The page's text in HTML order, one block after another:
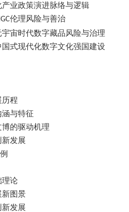
业政策演进脉络与逻辑
伦理风险与善治
宙时代数字藏品风险与治理
式现代化数字文化强国建设
历程
与特征
的驱动机理
发展
理论
新图景
发展